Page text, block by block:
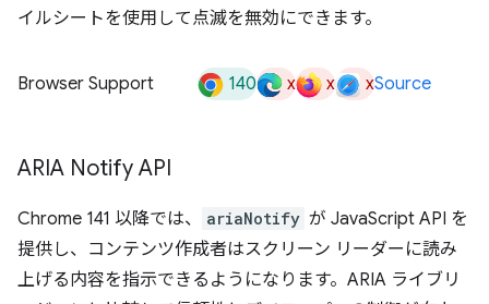
イルシートを使用して点滅を無効にできます。
Browser Support 140 x x xSource
ARIA Notify API
Chrome 141 以降では、 ariaNotify が JavaScript API を
提供し、コンテンツ作成者はスクリーン リーダーに読み
上げる内容を指示できるようになります。ARIA ライブリ